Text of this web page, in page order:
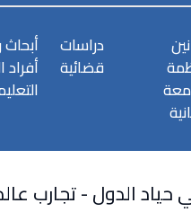
دراسات
قضائية أفراد
حياد الدول - تجارب